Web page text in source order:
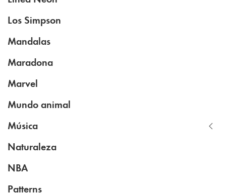
Los Simpson
Mandalas
Maradona
Marvel
Mundo animal
Música
Naturaleza
NBA
Patterns